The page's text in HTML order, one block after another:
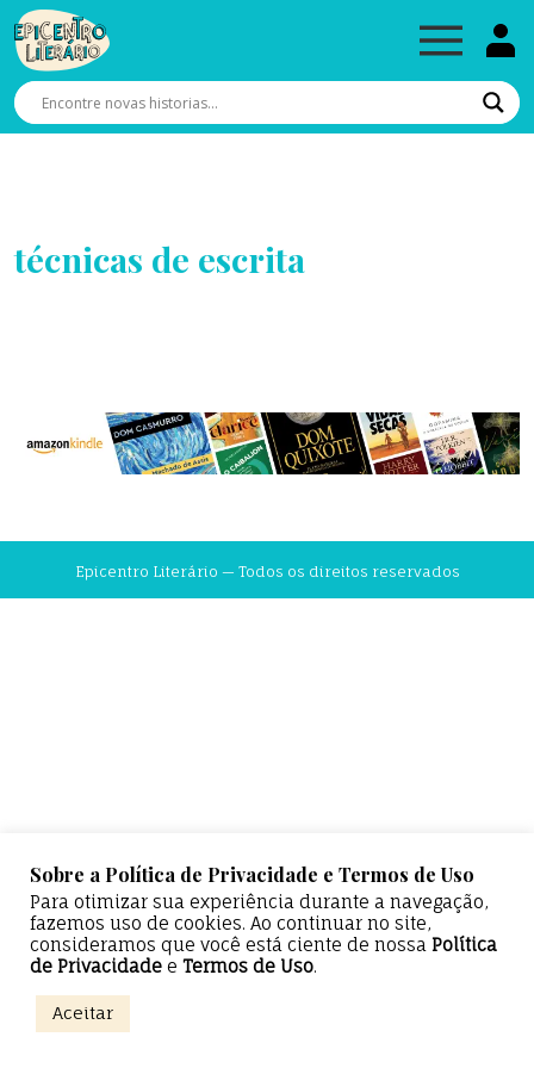
técnicas de escrita
Epicentro Literário — Todos os direitos reservados
Sobre a Política de Privacidade e Termos de Uso
Para otimizar sua experiência durante a navegação,
fazemos uso de cookies. Ao continuar no site,
consideramos que você está ciente de nossa Política
de Privacidade e Termos de Uso.
Aceitar